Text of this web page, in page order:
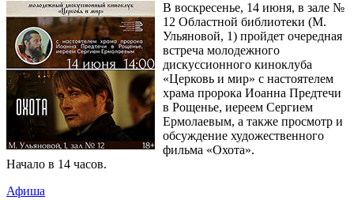
В воскресенье, 14 июня, в зале №
12 Областной библиотеки (М.
Ульяновой, 1) пройдет очередная
встреча молодежного
дискуссионного киноклуба
«Церковь и мир» с настоятелем
храма пророка Иоанна Предтечи
в Рощенье, иереем Сергием
Ермолаевым, а также просмотр и
обсуждение художественного
фильма «Охота».
Начало в 14 часов.
Афиша